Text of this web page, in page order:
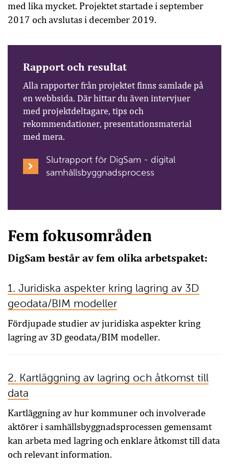
med lika mycket. Projektet startade i september
2017 och avslutas i december 2019.
Rapport och resultat
Alla rapporter från projektet finns samlade på
en webbsida. Där hittar du även intervjuer
med projektdeltagare, tips och
rekommendationer, presentationsmaterial
med mera.
Slutrapport för DigSam - digital
samhällsbyggnadsprocess
Fem fokusområden
DigSam består av fem olika arbetspaket:
1. Juridiska aspekter kring lagring av 3D
geodata/BIM modeller
Fördjupade studier av juridiska aspekter kring
lagring av 3D geodata/BIM modeller.
2. Kartläggning av lagring och åtkomst till
data
Kartläggning av hur kommuner och involverade
aktörer i samhällsbyggnadsprocessen gemensamt
kan arbeta med lagring och enklare åtkomst till data
och relevant information.